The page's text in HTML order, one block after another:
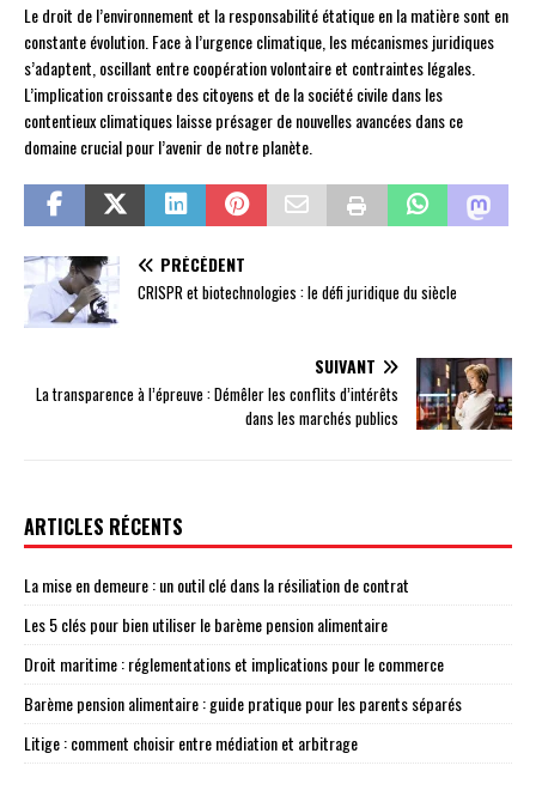
Le droit de l’environnement et la responsabilité étatique en la matière sont en
constante évolution. Face à l’urgence climatique, les mécanismes juridiques
s’adaptent, oscillant entre coopération volontaire et contraintes légales.
L’implication croissante des citoyens et de la société civile dans les
contentieux climatiques laisse présager de nouvelles avancées dans ce
domaine crucial pour l’avenir de notre planète.
PRÉCÉDENT
CRISPR et biotechnologies : le défi juridique du siècle
SUIVANT
La transparence à l’épreuve : Démêler les conflits d’intérêts
dans les marchés publics
ARTICLES RÉCENTS
La mise en demeure : un outil clé dans la résiliation de contrat
Les 5 clés pour bien utiliser le barème pension alimentaire
Droit maritime : réglementations et implications pour le commerce
Barème pension alimentaire : guide pratique pour les parents séparés
Litige : comment choisir entre médiation et arbitrage